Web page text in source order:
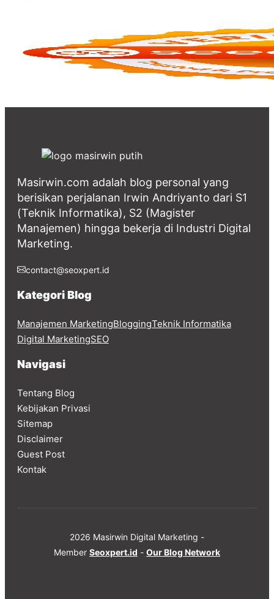
Masirwin.com adalah blog personal yang
berisikan perjalanan Irwin Andriyanto dari S1
(Teknik Informatika), S2 (Magister
Manajemen) hingga bekerja di Industri Digital
Marketing.
contact@seoxpert.id
Kategori Blog
Manajemen MarketingBloggingTeknik Informatika
Digital MarketingSEO
Navigasi
Tentang Blog
Kebijakan Privasi
Sitemap
Disclaimer
Guest Post
Kontak
2026 Masirwin Digital Marketing -
Member Seoxpert.id - Our Blog Network